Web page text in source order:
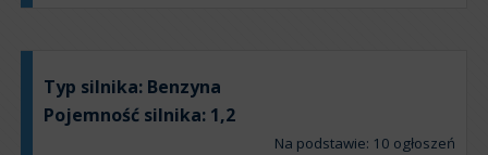
Typ silnika: Benzyna
Pojemność silnika: 1,2
Na podstawie: 10 ogłoszeń